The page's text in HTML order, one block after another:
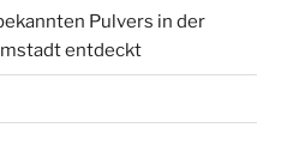
Pulvers in der
entdeckt